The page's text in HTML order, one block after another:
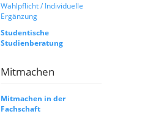
Wahlpflicht / Individuelle
Ergänzung
Studentische
Studienberatung
Mitmachen
Mitmachen in der
Fachschaft